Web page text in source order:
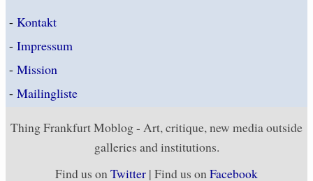
- Kontakt
- Impressum
- Mission
- Mailingliste
Thing Frankfurt Moblog - Art, critique, new media outside
galleries and institutions.
Find us onTwitter | Find us onFacebook